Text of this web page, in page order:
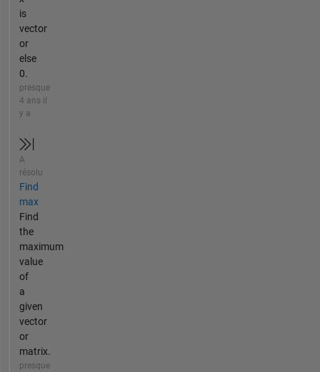
is
vector
or
else
0.
presque
4 ans il
y a
A
résolu
Find
max
Find
the
maximum
value
of
a
given
vector
or
matrix.
presque